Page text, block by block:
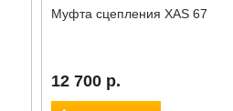
Муфта сцепления XAS 67
12 700 р.